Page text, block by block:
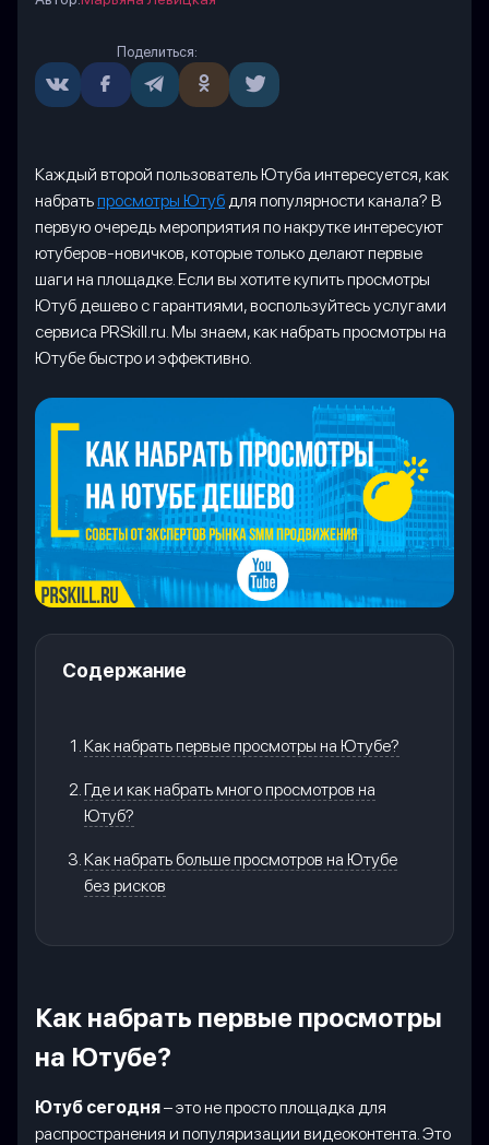
Поделиться:
Каждый второй пользователь Ютуба интересуется, как
набрать просмотры Ютуб для популярности канала? В
первую очередь мероприятия по накрутке интересуют
ютуберов-новичков, которые только делают первые
шаги на площадке. Если вы хотите купить просмотры
Ютуб дешево с гарантиями, воспользуйтесь услугами
сервиса PRSkill.ru. Мы знаем, как набрать просмотры на
Ютубе быстро и эффективно.
Содержание
Как набрать первые просмотры на Ютубе?
Где и как набрать много просмотров на
Ютуб?
Как набрать больше просмотров на Ютубе
без рисков
Как набрать первые просмотры
на Ютубе?
Ютуб сегодня– это не просто площадка для
распространения и популяризации видеоконтента. Это